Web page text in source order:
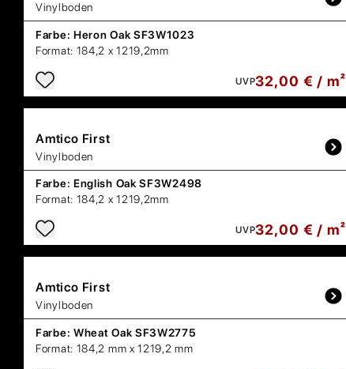
Vinylboden
Farbe: Heron Oak SF3W1023
Format: 184,2 x 1219,2mm
UVP32,00 € / m²
Amtico First
Vinylboden
Farbe: English Oak SF3W2498
Format: 184,2 x 1219,2mm
UVP32,00 € / m²
Amtico First
Vinylboden
Farbe: Wheat Oak SF3W2775
Format: 184,2 mm x 1219,2 mm